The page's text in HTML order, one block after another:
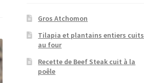
Gros Atchomon
Tilapia et plantains entiers cuits
au four
Recette de Beef Steak cuit à la
poêle